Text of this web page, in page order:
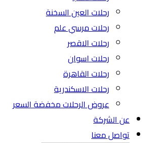
رحلات العين السخنة
رحلات مرسي علم
رحلات الاقصر
رحلات اسوان
رحلات القاهرة
رحلات الاسكندرية
عروض الرحلات مخفضة السعر
عن الشركة
تواصل معنا